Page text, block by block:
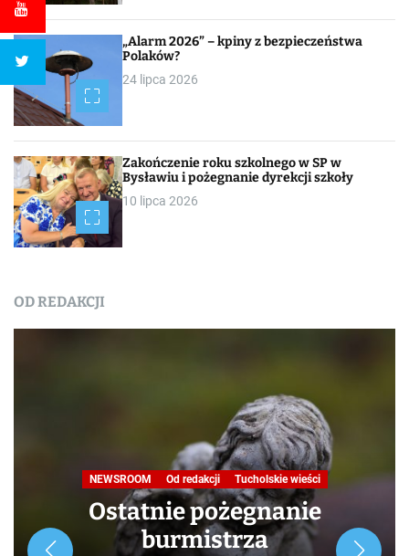
„Alarm 2026” – kpiny z bezpieczeństwa
Polaków?
24 lipca 2026
Zakończenie roku szkolnego w SP w
Bysławiu i pożegnanie dyrekcji szkoły
10 lipca 2026
OD REDAKCJI
NEWSROOM Od redakcji Tucholskie wieści
Ostatnie pożegnanie
burmistrza